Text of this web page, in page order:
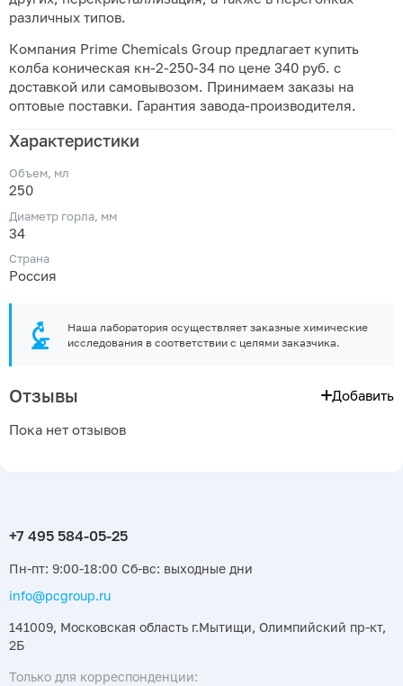
различных типов.
Компания Prime Chemicals Group предлагает купить
колба коническая кн-2-250-34 по цене 340 руб. с
доставкой или самовывозом. Принимаем заказы на
оптовые поставки. Гарантия завода-производителя.
Характеристики
Объем, мл
250
Диаметр горла, мм
34
Страна
Россия
Наша лаборатория осуществляет заказные химические
исследования в соответствии с целями заказчика.
Отзывы Добавить
Пока нет отзывов
Пн-пт: 9:00-18:00 Сб-вс: выходные дни
info@pcgroup.ru
141009, Московская область г.Мытищи, Олимпийский пр-кт,
2Б
Только для корреспонденции: